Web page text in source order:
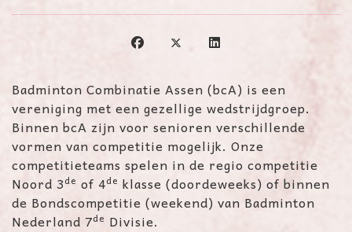
Badminton Combinatie Assen (bcA) is een
vereniging met een gezellige wedstrijdgroep.
Binnen bcA zijn voor senioren verschillende
vormen van competitie mogelijk. Onze
competitieteams spelen in de regio competitie
Noord 3de of 4de klasse (doordeweeks) of binnen
de Bondscompetitie (weekend) van Badminton
Nederland 7de Divisie.